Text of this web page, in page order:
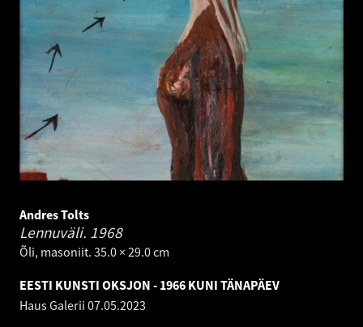
Andres Tolts
Lennuväli. 1968
Õli, masoniit. 35.0 × 29.0 cm
EESTI KUNSTI OKSJON - 1966 KUNI TÄNAPÄEV
Haus Galerii 07.05.2023